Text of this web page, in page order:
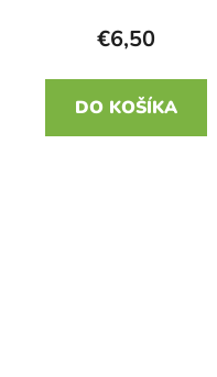
€6,50
DO KOŠÍKA